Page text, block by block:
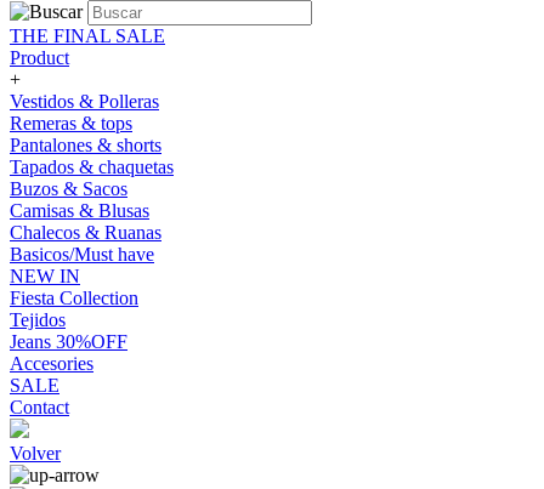
THE FINAL SALE
Product
+
Vestidos & Polleras
Remeras & tops
Pantalones & shorts
Tapados & chaquetas
Buzos & Sacos
Camisas & Blusas
Chalecos & Ruanas
Basicos/Must have
NEW IN
Fiesta Collection
Tejidos
Jeans 30%OFF
Accesories
SALE
Contact
Volver